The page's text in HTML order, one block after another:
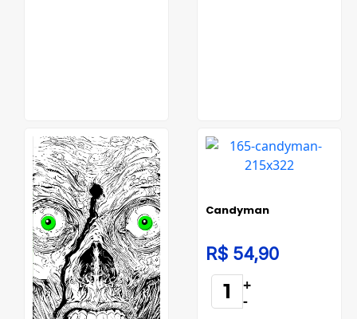
Candyman
R$ 54,90
+
-